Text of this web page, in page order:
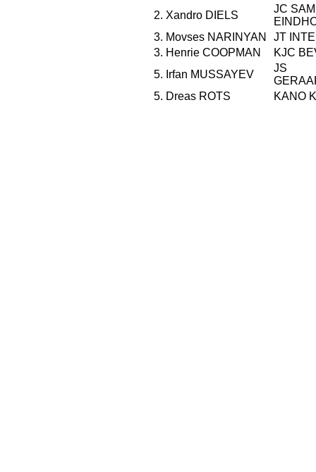
2. Xandro DIELS
JC
3. Movses NARINYAN
JT
3. Henrie COOPMAN
KJC
5. Irfan MUSSAYEV
JS
5. Dreas ROTS KANO